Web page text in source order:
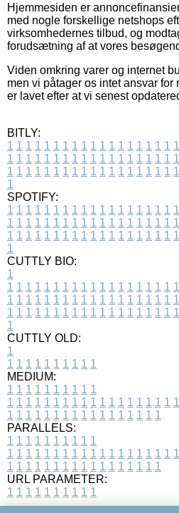
Hjemmesiden er
med nogle forskellige netshops
virksomhedernes tilbud, og
forudsætning af at vores
Viden omkring varer og internet
men vi påtager os intet ansvar
er lavet efter at vi senest
BITLY:
1 1 1 1 1 1 1 1 1 1 1 1 1 1 1 1 1 1 1
1 1 1 1 1 1 1 1 1 1 1 1 1 1 1 1 1 1 1
1 1 1 1 1 1 1 1 1 1 1 1 1 1 1 1 1 1 1
1
SPOTIFY:
1 1 1 1 1 1 1 1 1 1 1 1 1 1 1 1 1 1 1
1 1 1 1 1 1 1 1 1 1 1 1 1 1 1 1 1 1 1
1 1 1 1 1 1 1 1 1 1 1 1 1 1 1 1 1 1 1
1
CUTTLY BIO:
1
1 1 1 1 1 1 1 1 1 1 1 1 1 1 1 1 1 1 1
1 1 1 1 1 1 1 1 1 1 1 1 1 1 1 1 1 1 1
1 1 1 1 1 1 1 1 1 1 1 1 1 1 1 1 1 1 1
1
CUTTLY OLD:
1
1 1 1 1 1 1 1 1 1 1
MEDIUM:
1 1 1 1 1 1 1 1 1 1
1 1 1 1 1 1 1 1 1 1 1 1 1 1 1 1 1 1 1
1 1 1 1 1 1 1 1 1 1 1 1 1 1 1 1 1
PARALLELS:
1 1 1 1 1 1 1 1 1 1
1 1 1 1 1 1 1 1 1 1 1 1 1 1 1 1 1 1 1
1 1 1 1 1 1 1 1 1 1 1 1 1 1 1 1 1
URL PARAMETER:
1 1 1 1 1 1 1 1 1 1